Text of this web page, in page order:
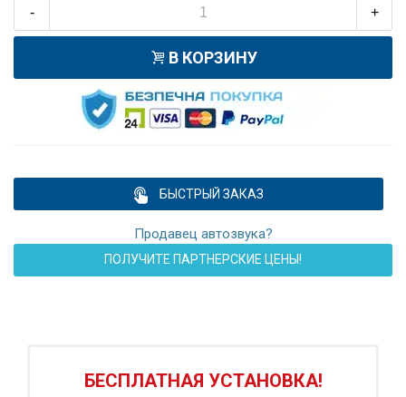
- +
В КОРЗИНУ
БЫСТРЫЙ ЗАКАЗ
Продавец автозвука?
ПОЛУЧИТЕ ПАРТНЕРСКИЕ ЦЕНЫ!
ПОДАРОК!